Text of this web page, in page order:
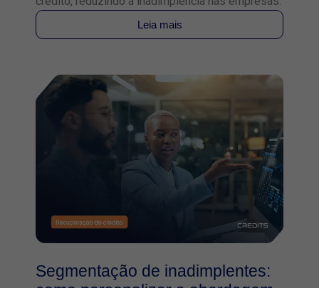
Leia mais
Segmentação de inadimplentes: